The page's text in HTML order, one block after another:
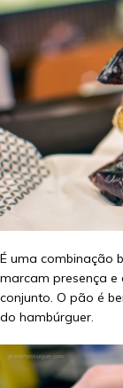
É uma combinação
marcam presença
conjunto. O pão é
do hambúrguer.